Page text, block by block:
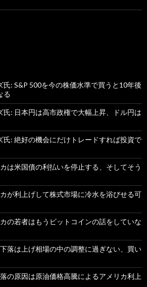
: S&P 500を今の株価水準で買うと10年後
る
氏: 日本円は高市政権で大幅上昇、ドル円は
氏: 絶好の機会にだけトレードすれば投資で
は米国債の利払いを停止する、そしてそう
が利上げして株式市場に冷水を浴びせる可
の若者はもうビットコインの話をしていな
落は上げ相場の中の調整に過ぎない、買い
の原因は原油価格高騰によるアメリカ利上